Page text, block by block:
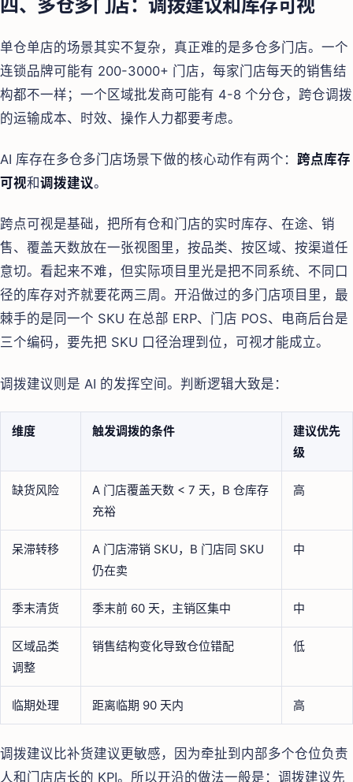
四、多仓多门店：调拨建议和库存可视
单仓单店的场景其实不复杂，真正难的是多仓多门店。一个
连锁品牌可能有 200-3000+ 门店，每家门店每天的销售结
构都不一样；一个区域批发商可能有 4-8 个分仓，跨仓调拨
的运输成本、时效、操作人力都要考虑。
AI 库存在多仓多门店场景下做的核心动作有两个： 跨点库存
可视和调拨建议。
跨点可视是基础，把所有仓和门店的实时库存、在途、销
售、覆盖天数放在一张视图里，按品类、按区域、按渠道任
意切。看起来不难，但实际项目里光是把不同系统、不同口
径的库存对齐就要花两三周。开沿做过的多门店项目里，最
棘手的是同一个 SKU 在总部 ERP、门店 POS、电商后台是
三个编码，要先把 SKU 口径治理到位，可视才能成立。
调拨建议则是 AI 的发挥空间。判断逻辑大致是：
维度 触发调拨的条件
建议优先
级
缺货风险
A 门店覆盖天数 < 7 天，B 仓库存
充裕
高
呆滞转移
A 门店滞销 SKU，B 门店同 SKU
仍在卖
中
季末清货 季末前 60 天，主销区集中 中
区域品类
调整
销售结构变化导致仓位错配 低
临期处理 距离临期 90 天内 高
调拨建议比补货建议更敏感，因为牵扯到内部多个仓位负责
人和门店店长的 KPI。所以开沿的做法一般是：调拨建议先